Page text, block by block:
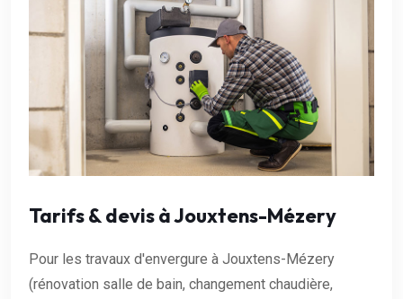
Tarifs & devis à Jouxtens-Mézery
Pour les travaux d'envergure à Jouxtens-Mézery
(rénovation salle de bain, changement chaudière,